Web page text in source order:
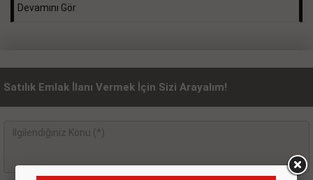
Devamını Gör
Satılık Emlak İlanı Vermek İçin Sizi Arayalım!